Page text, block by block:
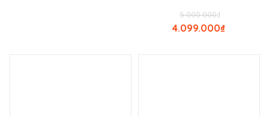
₫
5.000.000
₫
4.099.000